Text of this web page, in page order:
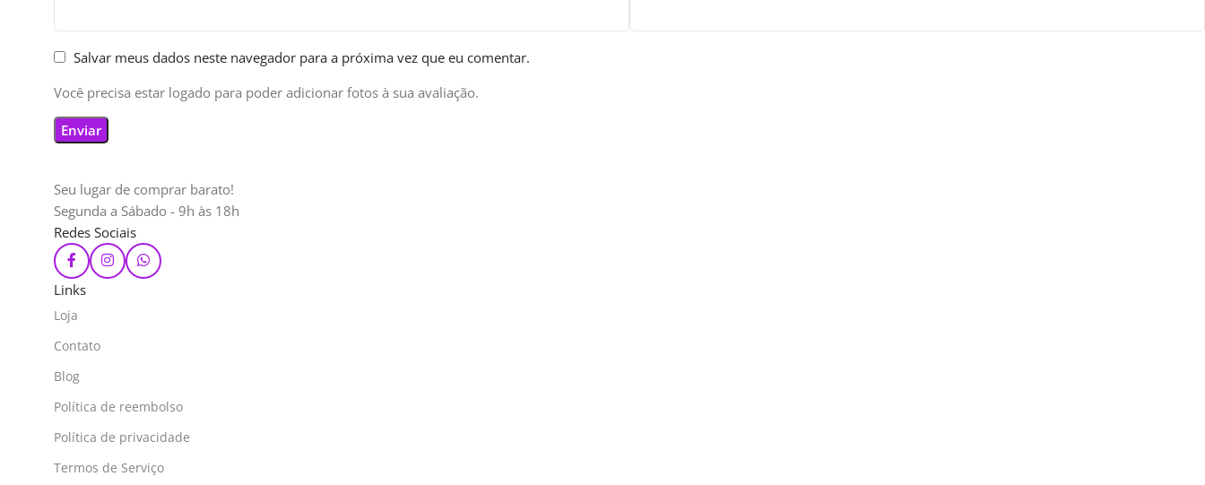
Salvar meus dados neste navegador para a próxima vez que eu comentar.
Você precisa estar logado para poder adicionar fotos à sua avaliação.
Seu lugar de comprar barato!
Segunda a Sábado - 9h às 18h
Redes Sociais
Links
Loja
Contato
Blog
Política de reembolso
Política de privacidade
Termos de Serviço